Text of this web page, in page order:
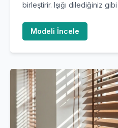
birleştirir. Işığı dilediğiniz
Modeli İncele